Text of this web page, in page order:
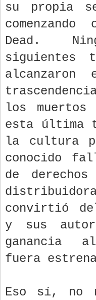
su propia
Dead.
siguientes
los muertos
esta última
la cultura
conocido
de
convirtió
y sus
ganancia
fuera
Eso sí, no